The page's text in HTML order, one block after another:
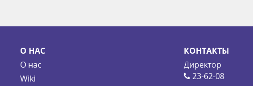
О НАС
О нас
Wiki
КОНТАКТЫ
Директор
23-62-08